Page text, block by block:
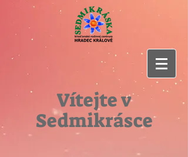
Vítejte v
Sedmikrásce